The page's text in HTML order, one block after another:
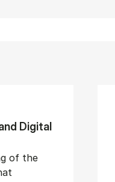
Di­git­al
of the